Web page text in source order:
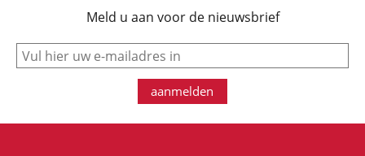
Meld u aan voor de nieuwsbrief
e-mail
aanmelden